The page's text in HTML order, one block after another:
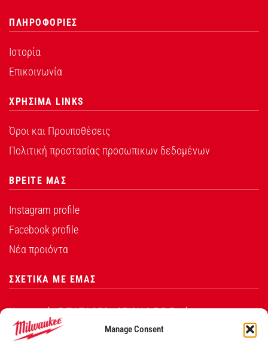
Manage Consent
ΠΛΗΡΟΦΟΡΙΕΣ
Ιστορία
Επικοινωνία
ΧΡΗΣΙΜΑ LINKS
Όροι και Προυποθέσεις
Πολιτική προστασίας προσωπικων δεδομένων
ΒΡΕΙΤΕ ΜΑΣ
Instagram profile
Facebook profile
Νέα προιόντα
ΣΧΕΤΙΚΑ ΜΕ ΕΜΑΣ
Η εταιρεία Σ.ΠΑΠΑΘΕΟ∆ΟΣΙΟΥ Α.Ε.Β.Ε. είναι ο
εξουσιοδοτημένος αντιπρόσωπος από την Techtronic
Industries Co. Ltd για τα προϊόντα που φέρουν το